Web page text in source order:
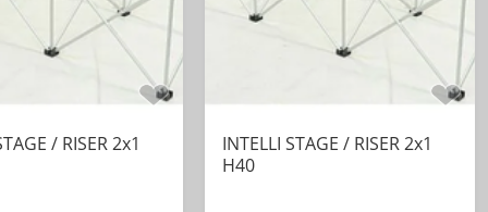
/ RISER 2x1
INTELLI STAGE / RISER 2x1
H40